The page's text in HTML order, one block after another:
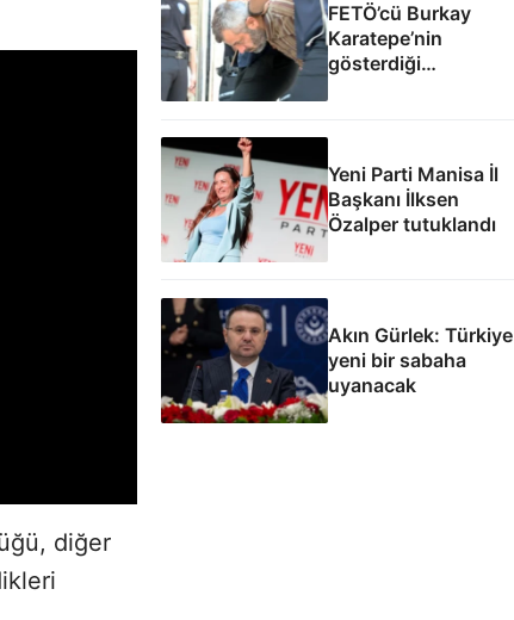
diğer
FETÖ’cü Burkay
Karatepe’nin
gösterdiği
bulunamadı
Yeni Parti Manisa İl
Başkanı İlksen
Özalper tutuklandı
Akın Gürlek: Türkiye
yeni bir sabaha
uyanacak